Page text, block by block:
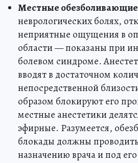
Местные обезболивающие
неврологических болях,
неприятные ощущения в
области — показаны при
болевом синдроме.
вводят в достаточном
непосредственной
образом блокируют его
местные анестетики
эфирные. Разумеется,
блокады должны
назначению врача и под